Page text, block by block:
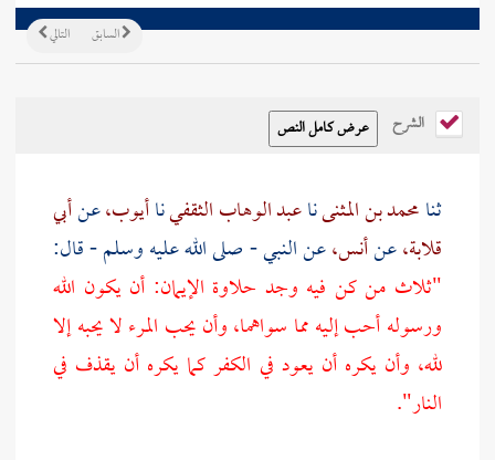
التالي السابق
الشرح
ثنامحمد بن المثنىناعبد الوهاب الثقفيناأيوب،عنأبي
قلابة،عنأنس،عن النبي - صلى الله عليه وسلم - قال:
"ثلاث من كن فيه وجد حلاوة الإيمان: أن يكون الله
ورسوله أحب إليه مما سواهما، وأن يحب المرء لا يحبه إلا
لله، وأن يكره أن يعود في الكفر كما يكره أن يقذف في
النار".